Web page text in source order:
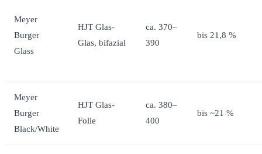
Meyer
Burger
Glass
HJT Glas-
Glas, bifazial
ca. 370–
390
bis 21,8 %
Meyer
Burger
Black/White
HJT Glas-
Folie
ca. 380–
400
bis ~21 %